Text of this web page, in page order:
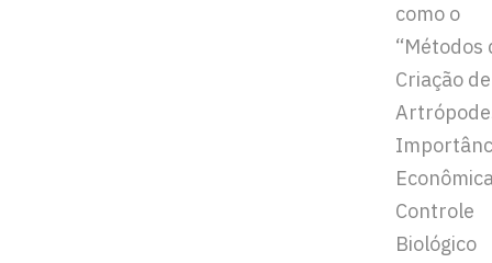
como o
“Métodos
Criação de
Controle
Biológico